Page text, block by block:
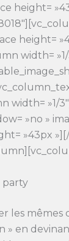
height=
height=
width= »1/
»1/
»no »
»43px
party
les
» en